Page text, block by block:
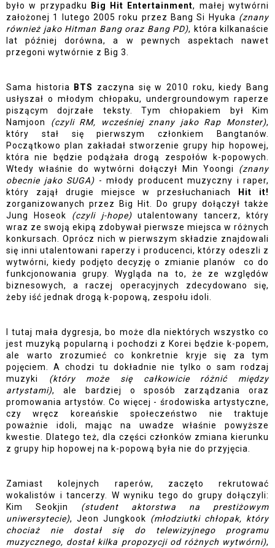
było w przypadku
Big Hit Entertainment, małej wytwórni
założonej 1 lutego 2005 roku przez Bang Si Hyuka (znany
również jako Hitman Bang oraz Bang PD), która kilkanaście
lat później dorówna, a w pewnych aspektach nawet
przegoni wytwórnie z Big 3.
Sama historia BTS zaczyna się w 2010 roku, kiedy Bang
usłyszał o młodym chłopaku, undergroundowym raperze
piszącym dojrzałe teksty. Tym chłopakiem był Kim
Namjoon (czyli RM, wcześniej znany jako Rap Monster),
który stał się pierwszym członkiem Bangtanów.
Początkowo plan zakładał stworzenie grupy hip hopowej,
która nie będzie podążała drogą zespołów k-popowych.
Wtedy właśnie do wytwórni dołączył Min Yoongi (znany
obecnie jako SUGA) - młody producent muzyczny i raper,
który zajął drugie miejsce w przesłuchaniach
Hit it!
zorganizowanych przez Big Hit. Do grupy dołączył także
Jung Hoseok (czyli j-hope) utalentowany tancerz, który
wraz ze swoją ekipą zdobywał pierwsze miejsca w różnych
konkursach. Oprócz nich w pierwszym składzie znajdowali
się inni utalentowani raperzy i producenci, którzy odeszli z
wytwórni, kiedy podjęto decyzję o zmianie planów  co do
funkcjonowania grupy. Wygląda na to, że ze względów
biznesowych, a raczej operacyjnych zdecydowano się,
żeby iść jednak drogą k-popową, zespołu idoli.
I tutaj mała dygresja, bo może dla niektórych wszystko co
jest muzyką popularną i pochodzi z Korei będzie k-popem,
ale warto zrozumieć co konkretnie kryje się za tym
pojęciem. A chodzi tu dokładnie nie tylko o sam rodzaj
muzyki (który może się całkowicie różnić między
artystami), ale bardziej o sposób zarządzania oraz
promowania artystów. Co więcej - środowiska artystyczne,
czy wręcz koreańskie społeczeństwo nie traktuje
poważnie idoli, mając na uwadze właśnie powyższe
kwestie. Dlatego też, dla części członków zmiana kierunku
z grupy hip hopowej na k-popową była nie do przyjęcia.
Zamiast kolejnych raperów, zaczęto rekrutować
wokalistów i tancerzy. W wyniku tego do grupy dołączyli:
Kim Seokjin (student aktorstwa na prestiżowym
uniwersytecie), Jeon Jungkook (młodziutki chłopak, który
chociaż nie dostał się do telewizyjnego programu
muzycznego, dostał kilka propozycji od różnych wytwórni),